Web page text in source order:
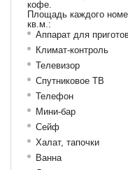
кофе.
Площадь каждого
кв.м.:
Аппарат для
Климат-контроль
Телевизор
Спутниковое ТВ
Телефон
Мини-бар
Сейф
Халат, тапочки
Ванна